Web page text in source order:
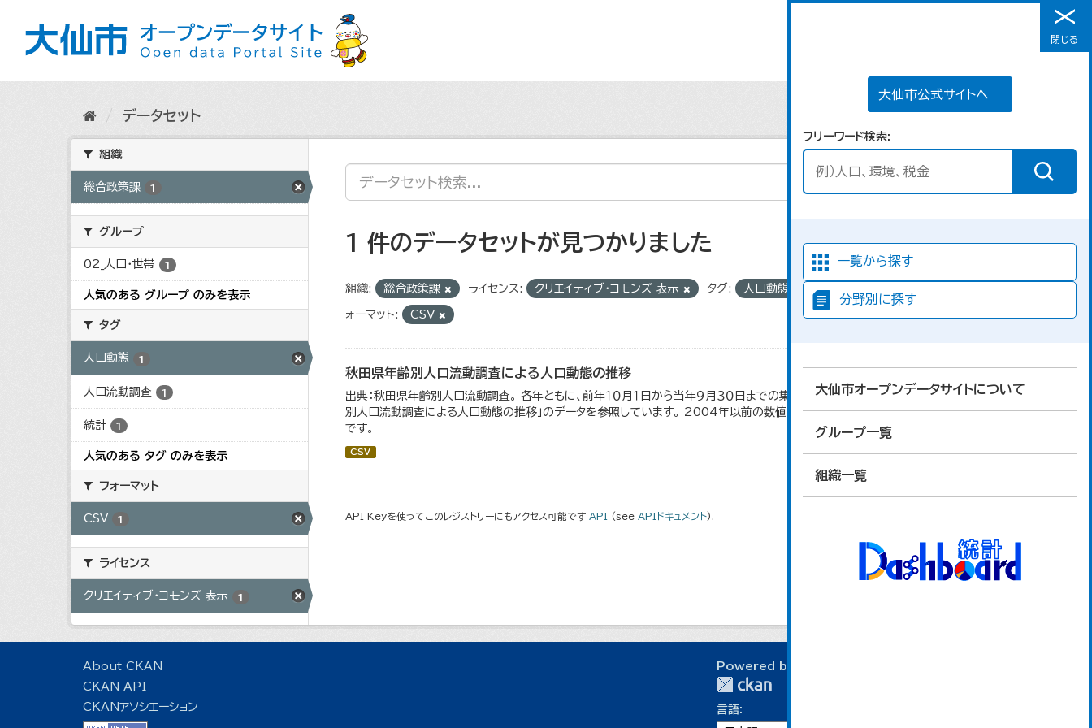
メニュー
大仙市公式サイトへ
フリーワード検索
一覧から探す
分野別に探す
大仙市オープンデータサイトについて
グループ一覧
組織一覧
閉じる
データセット
組織
総合政策課 1
グループ
02_人口・世帯 1
人気のある グループ のみを表示
タグ
人口動態 1
人口流動調査 1
統計 1
人気のある タグ のみを表示
フォーマット
CSV 1
ライセンス
クリエイティブ・コモンズ 表示 1
1 件のデータセットが見つかりました
組織: 総合政策課 ライセンス: クリエイティブ・コモンズ 表示 タグ: 人口動態 フ
ォーマット: CSV
秋田県年齢別人口流動調査による人口動態の推移
出典：秋田県年齢別人口流動調査。 各年ともに、前年１０月１日から当年９月３０日までの集計。 大仙市の統計「2-10 秋田県年齢
別人口流動調査による人口動態の推移」のデータを参照しています。 2004年以前の数値は合併前市町村の数値を合算したもの
です。
CSV
API Keyを使ってこのレジストリーにもアクセス可能です API (see APIドキュメント).
About CKAN
CKAN API
CKANアソシエーション
Powered by
言語